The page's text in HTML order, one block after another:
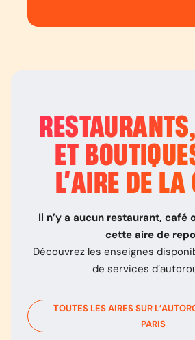
ET
L’AIRE DE LA
Il n’y a aucun restaurant, café
cette aire de
Découvrez les enseignes
de services
TOUTES LES AIRES SUR
PARIS